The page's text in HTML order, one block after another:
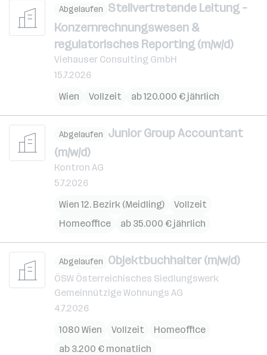
Abgelaufen Stellvertretende Leitung –
Konzernrechnungswesen &
regulatorisches Reporting (m/w/d)
Viehauser Consulting GmbH
15.7.2026
Wien
Vollzeit ab 120.000 € jährlich
Abgelaufen Junior Group Accountant
(m/w/d)
Kontron AG
5.7.2026
Wien 12. Bezirk (Meidling)
Vollzeit
Homeoffice
ab 35.000 € jährlich
Abgelaufen Objektbuchhalter (m/w/d)
ÖSW Österreichisches Siedlungswerk
Gemeinnützige Wohnungs AG
4.7.2026
1080 Wien
Vollzeit
Homeoffice
ab 3.200 € monatlich